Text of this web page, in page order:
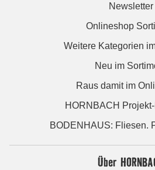
Newsletter
Onlineshop
Weitere Kategorien
Neu im
Raus damit im
HORNBACH
BODENHAUS: Fliesen.
Über